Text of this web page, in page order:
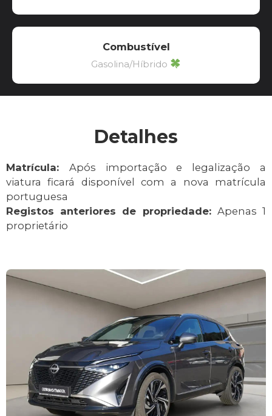
Combustível
Gasolina/Híbrido
Detalhes
Matrícula: Após importação e legalização a
viatura ficará disponível com a nova matrícula
portuguesa
Registos anteriores de propriedade: Apenas 1
proprietário